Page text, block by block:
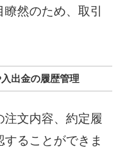
然のため、取引
出金の履歴管理
注文内容、約定履
ることができま